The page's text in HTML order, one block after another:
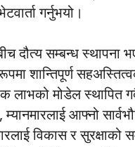
गर्नुभयो।
दौत्य सम्बन्ध
शान्तिपूर्ण
लाभको मोडेल स्थापित
आफ्नो
विकास र